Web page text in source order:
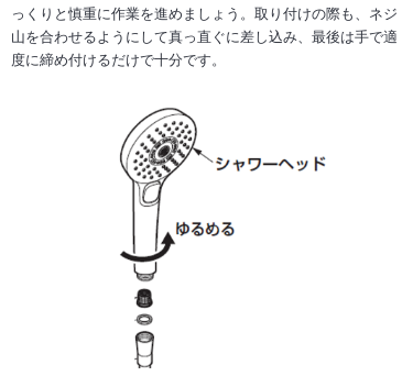
っくりと慎重に作業を進めましょう。取り付けの際も、ネジ
山を合わせるようにして真っ直ぐに差し込み、最後は手で適
度に締め付けるだけで十分です。